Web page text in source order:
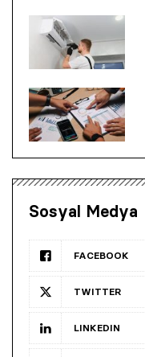
Sosyal Medya
FACEBOOK
TWITTER
LINKEDIN